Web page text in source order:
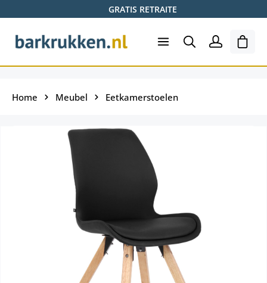
GRATIS RETRAITE
Home Meubel Eetkamerstoelen